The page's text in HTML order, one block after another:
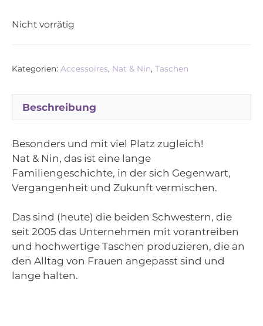
Nicht vorrätig
Kategorien: Accessoires, Nat & Nin, Taschen
Beschreibung
Besonders und mit viel Platz zugleich!
Nat & Nin, das ist eine lange
Familiengeschichte, in der sich Gegenwart,
Vergangenheit und Zukunft vermischen.
Das sind (heute) die beiden Schwestern, die
seit 2005 das Unternehmen mit vorantreiben
und hochwertige Taschen produzieren, die an
den Alltag von Frauen angepasst sind und
lange halten.